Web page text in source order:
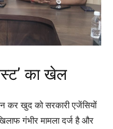
का खेल
कर खुद को सरकारी एजेंसियों
गंभीर मामला दर्ज है और